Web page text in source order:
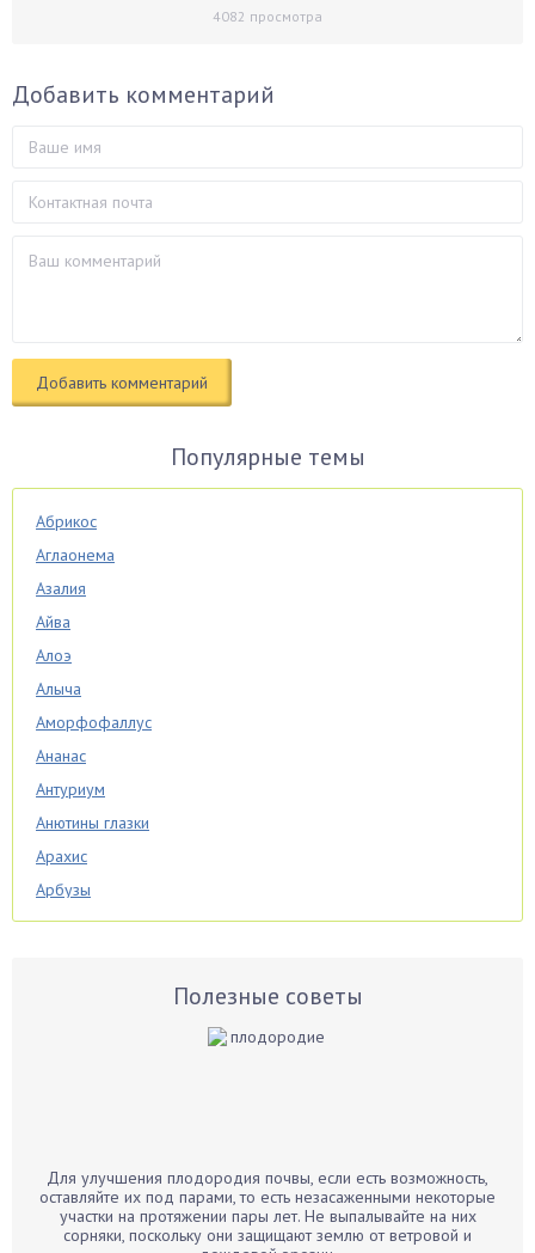
4082 просмотра
Добавить комментарий
Популярные темы
Абрикос
Аглаонема
Азалия
Айва
Алоэ
Алыча
Аморфофаллус
Ананас
Антуриум
Анютины глазки
Арахис
Арбузы
Аспарагус
Бархатцы
Бегония
Полезные советы
Для улучшения плодородия почвы, если есть возможность,
оставляйте их под парами, то есть незасаженными некоторые
участки на протяжении пары лет. Не выпалывайте на них
сорняки, поскольку они защищают землю от ветровой и